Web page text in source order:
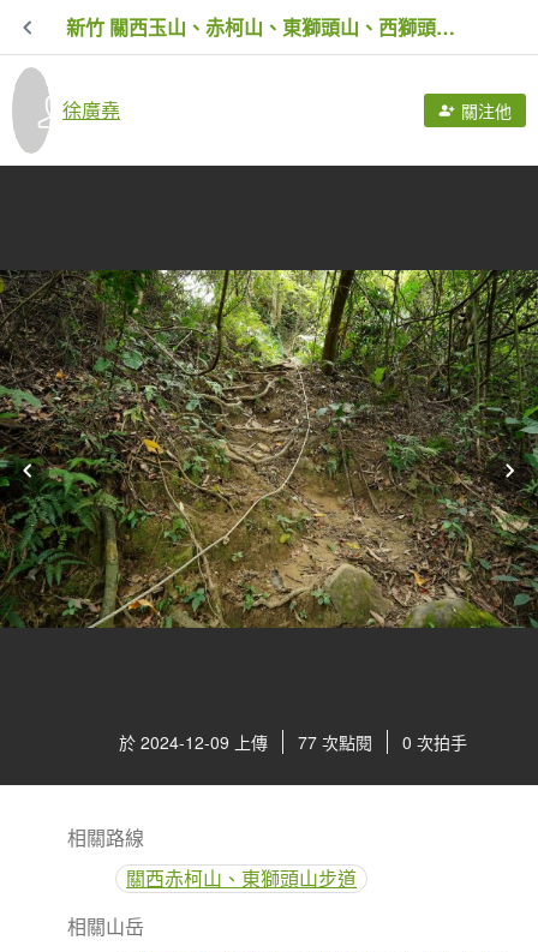
新竹 關西玉山、赤柯山、東獅頭山、西獅頭山、馬福山
徐廣堯 關注他
於 2024-12-09 上傳 77 次點閱 0 次拍手
相關路線
關西赤柯山、東獅頭山步道
相關山岳